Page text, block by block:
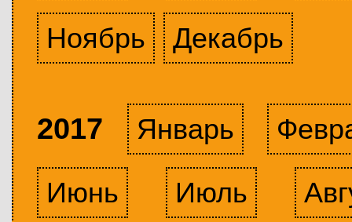
Ноябрь
Декабрь
2017 Январь
Июнь
Июль